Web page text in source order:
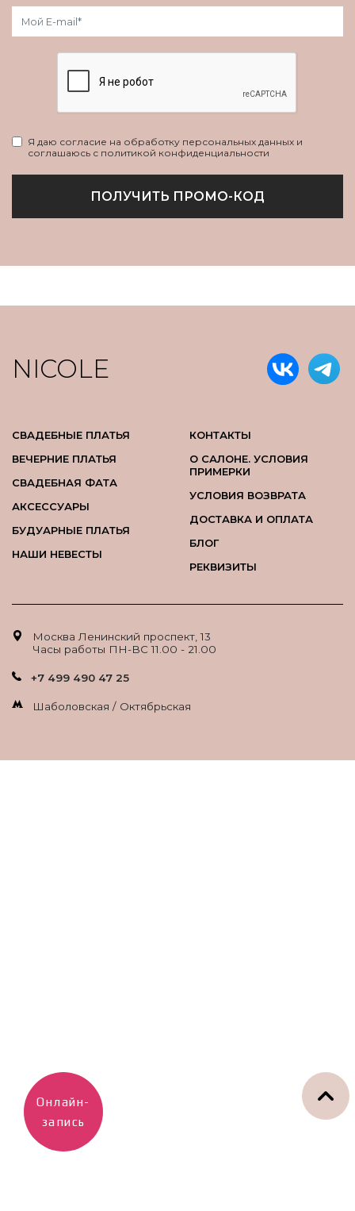
Я даю согласие на обработку персональных данных и
соглашаюсь с политикой конфиденциальности
ПОЛУЧИТЬ ПРОМО-КОД
NICOLE
СВАДЕБНЫЕ ПЛАТЬЯ
ВЕЧЕРНИЕ ПЛАТЬЯ
СВАДЕБНАЯ ФАТА
АКСЕССУАРЫ
БУДУАРНЫЕ ПЛАТЬЯ
НАШИ НЕВЕСТЫ
КОНТАКТЫ
О САЛОНЕ. УСЛОВИЯ
ПРИМЕРКИ
УСЛОВИЯ ВОЗВРАТА
ДОСТАВКА И ОПЛАТА
БЛОГ
РЕКВИЗИТЫ
Москва Ленинский проспект, 13
Часы работы ПН-ВС 11.00 - 21.00
+7 499 490 47 25
Шаболовская / Октябрьская
Онлайн-
запись